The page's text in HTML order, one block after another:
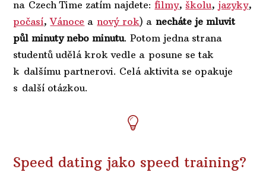
na Czech Time zatím najdete:filmy,školu, jazyky,
počasí,Vánoce a nový rok) anecháte je mluvit
půl minuty nebo minutu. Potom jedna strana
studentů udělá krok vedle a posune se tak
k dalšímu partnerovi. Celá aktivita se opakuje
s další otázkou.
Speed dating jako speed training?